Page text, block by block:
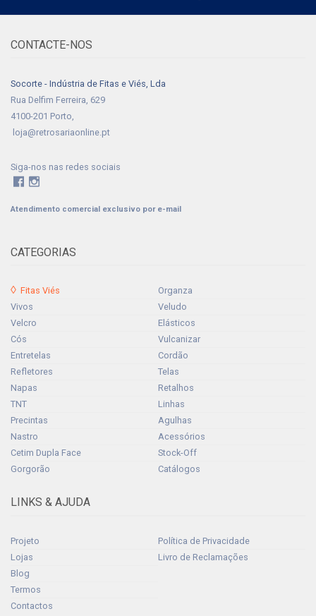
CONTACTE-NOS
Socorte - Indústria de Fitas e Viés, Lda
Rua Delfim Ferreira, 629
4100-201 Porto,
loja@retrosariaonline.pt
Siga-nos nas redes sociais
Atendimento comercial exclusivo por e-mail
CATEGORIAS
Fitas Viés
Vivos
Velcro
Cós
Entretelas
Refletores
Napas
TNT
Precintas
Nastro
Cetim Dupla Face
Gorgorão
Organza
Veludo
Elásticos
Vulcanizar
Cordão
Telas
Retalhos
Linhas
Agulhas
Acessórios
Stock-Off
Catálogos
LINKS & AJUDA
Projeto
Lojas
Blog
Termos
Contactos
Política de Privacidade
Livro de Reclamações